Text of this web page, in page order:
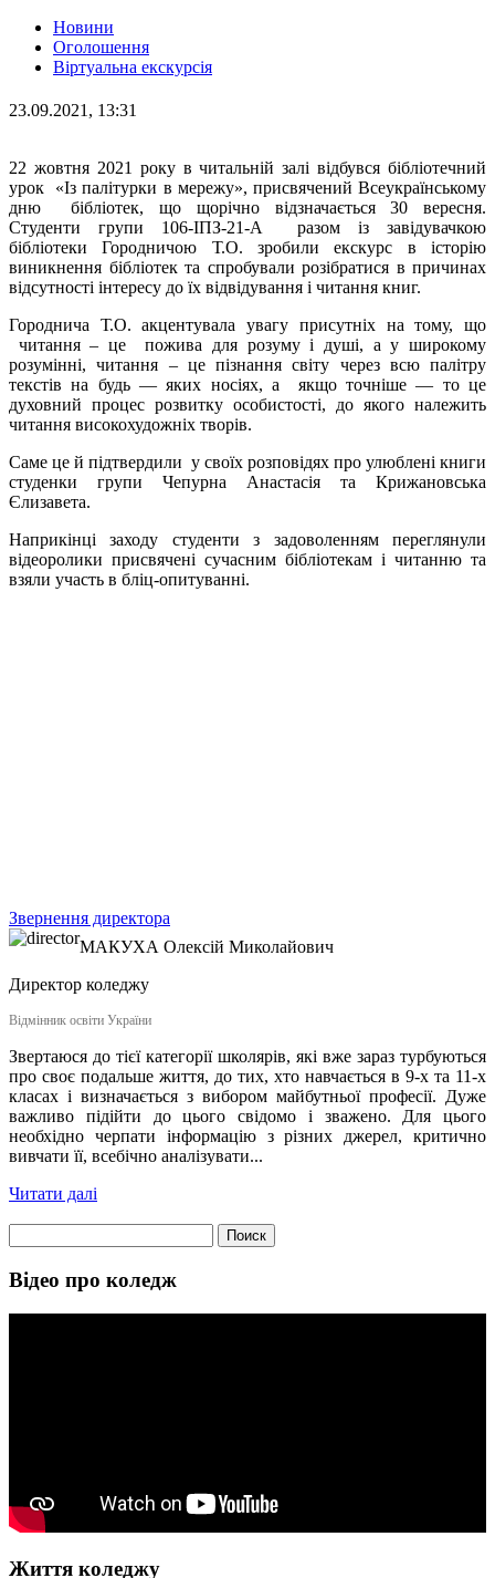
Новини
Оголошення
Віртуальна екскурсія
23.09.2021, 13:31
22 жовтня 2021 року в читальній залі відбувся бібліотечний
урок «Із палітурки в мережу», присвячений Всеукраїнському
дню бібліотек, що щорічно відзначається 30 вересня.
Студенти групи 106-ІПЗ-21-А разом із завідувачкою
бібліотеки Городничою Т.О. зробили екскурс в історію
виникнення бібліотек та спробували розібратися в причинах
відсутності інтересу до їх відвідування і читання книг.
Городнича Т.О. акцентувала увагу присутніх на тому, що
читання – це пожива для розуму і душі, а у широкому
розумінні, читання – це пізнання світу через всю палітру
текстів на будь — яких носіях, а якщо точніше — то це
духовний процес розвитку особистості, до якого належить
читання високохудожніх творів.
Саме це й підтвердили у своїх розповідях про улюблені книги
студенки групи Чепурна Анастасія та Крижановська
Єлизавета.
Наприкінці заходу студенти з задоволенням переглянули
відеоролики присвячені сучасним бібліотекам і читанню та
взяли участь в бліц-опитуванні.
Звернення директора
МАКУХА Олексій Миколайович
Директор коледжу
Відмінник освіти України
Звертаюся до тієї категорії школярів, які вже зараз турбуються
про своє подальше життя, до тих, хто навчається в 9-х та 11-х
класах і визначається з вибором майбутньої професії. Дуже
важливо підійти до цього свідомо і зважено. Для цього
необхідно черпати інформацію з різних джерел, критично
вивчати її, всебічно аналізувати...
Читати далі
Відео про коледж
Життя коледжу